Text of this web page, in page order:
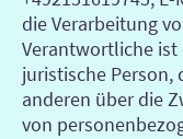
die Verarbeitung
Verantwortliche
juristische
anderen über die
von